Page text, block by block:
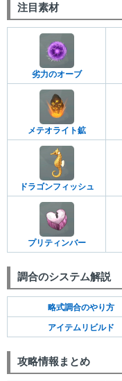
注目素材
劣力のオーブ
メテオライト鉱
ドラゴンフィッシュ
プリティンバー
調合のシステム解説
略式調合のやり方
アイテムリビルド
攻略情報まとめ